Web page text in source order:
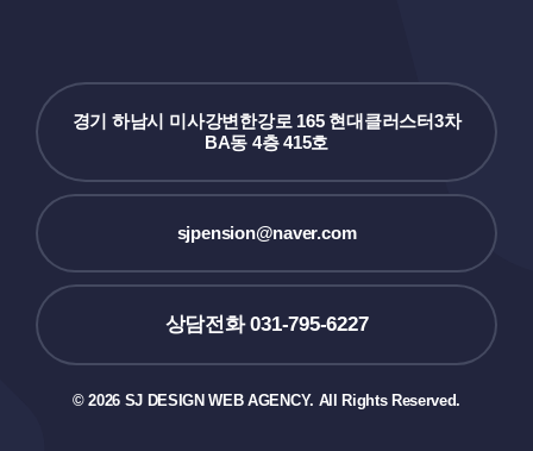
경기 하남시 미사강변한강로 165 현대클러스터3차
BA동 4층 415호
sjpension@naver.com
상담전화 031-795-6227
© 2026 SJ DESIGN WEB AGENCY. All Rights Reserved.